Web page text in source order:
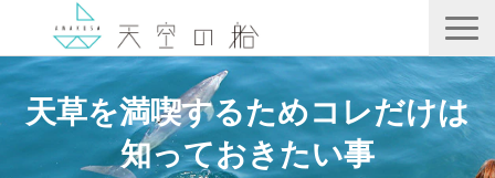
天空の船
ホテル竜宮
天ノ寂
天草を満喫するためコレだけは
知っておきたい事